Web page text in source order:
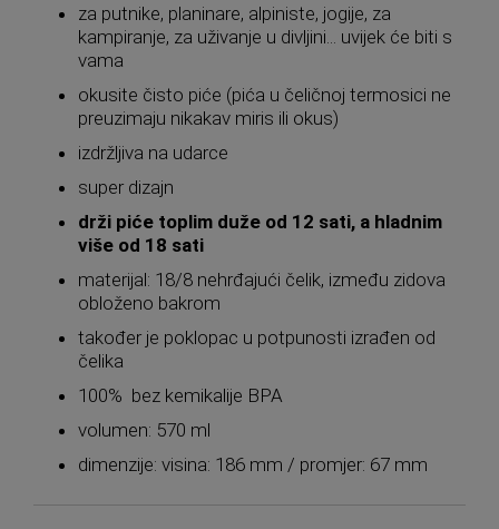
za putnike, planinare, alpiniste, jogije, za
kampiranje, za uživanje u divljini... uvijek će biti s
vama
okusite čisto piće (pića u čeličnoj termosici ne
preuzimaju nikakav miris ili okus)
izdržljiva na udarce
super dizajn
drži piće toplim duže od 12 sati, a hladnim
više od 18 sati
materijal: 18/8 nehrđajući čelik, između zidova
obloženo bakrom
također je poklopac u potpunosti izrađen od
čelika
100% bez kemikalije BPA
volumen: 570 ml
dimenzije: visina: 186 mm / promjer: 67 mm